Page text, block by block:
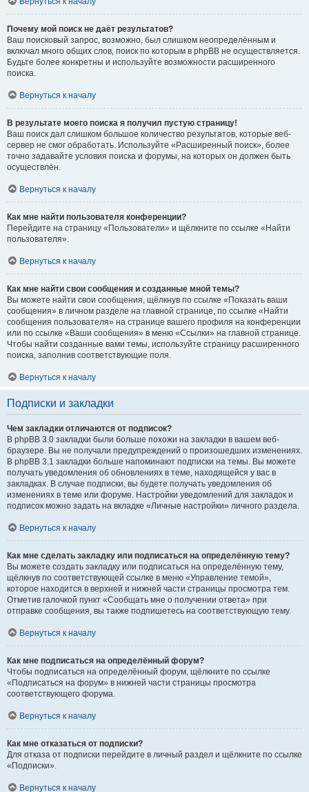
Почему мой поиск не даёт результатов?
Ваш поисковый запрос, возможно, был слишком неопределённым и
включал много общих слов, поиск по которым в phpBB не осуществляется.
Будьте более конкретны и используйте возможности расширенного
поиска.
Вернуться к началу
В результате моего поиска я получил пустую страницу!
Ваш поиск дал слишком большое количество результатов, которые веб-
сервер не смог обработать. Используйте «Расширенный поиск», более
точно задавайте условия поиска и форумы, на которых он должен быть
осуществлён.
Вернуться к началу
Как мне найти пользователя конференции?
Перейдите на страницу «Пользователи» и щёлкните по ссылке «Найти
пользователя».
Вернуться к началу
Как мне найти свои сообщения и созданные мной темы?
Вы можете найти свои сообщения, щёлкнув по ссылке «Показать ваши
сообщения» в личном разделе на главной странице, по ссылке «Найти
сообщения пользователя» на странице вашего профиля на конференции
или по ссылке «Ваши сообщения» в меню «Ссылки» на главной странице.
Чтобы найти созданные вами темы, используйте страницу расширенного
поиска, заполнив соответствующие поля.
Вернуться к началу
Подписки и закладки
Чем закладки отличаются от подписок?
В phpBB 3.0 закладки были больше похожи на закладки в вашем веб-
браузере. Вы не получали предупреждений о произошедших изменениях.
В phpBB 3.1 закладки больше напоминают подписки на темы. Вы можете
получать уведомления об обновлениях в теме, находящейся у вас в
закладках. В случае подписки, вы будете получать уведомления об
изменениях в теме или форуме. Настройки уведомлений для закладок и
подписок можно задать на вкладке «Личные настройки» личного раздела.
Вернуться к началу
Как мне сделать закладку или подписаться на определённую тему?
Вы можете создать закладку или подписаться на определённую тему,
щёлкнув по соответствующей ссылке в меню «Управление темой»,
которое находится в верхней и нижней части страницы просмотра тем.
Отметив галочкой пункт «Сообщать мне о получении ответа» при
отправке сообщения, вы также подпишетесь на соответствующую тему.
Вернуться к началу
Как мне подписаться на определённый форум?
Чтобы подписаться на определённый форум, щёлкните по ссылке
«Подписаться на форум» в нижней части страницы просмотра
соответствующего форума.
Вернуться к началу
Как мне отказаться от подписки?
Для отказа от подписки перейдите в личный раздел и щёлкните по ссылке
«Подписки».
Вернуться к началу